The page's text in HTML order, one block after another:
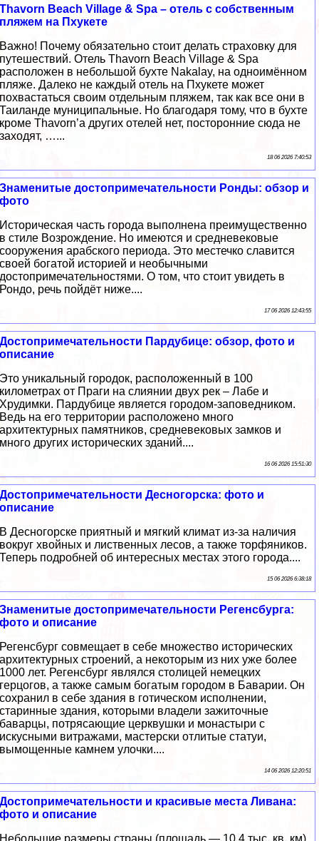
Thavorn Beach Village & Spa – отель с собственным
пляжем на Пхукете
Важно! Почему обязательно стоит делать страховку для
путешествий. Отель Thavorn Beach Village & Spa
расположен в небольшой бухте Nakalay, на одноимённом
пляже. Далеко не каждый отель на Пхукете может
похвастаться своим отдельным пляжем, так как все они в
Таиланде муниципальные. Но благодаря тому, что в бухте
кроме Thavorn’a других отелей нет, посторонние сюда не
заходят, …...
18 06 2026 7:40:53
Знаменитые достопримечательности Ронды: обзор и
фото
Историческая часть города выполнена преимущественно
в стиле Возрождение. Но имеются и средневековые
сооружения арабского периода. Это местечко славится
своей богатой историей и необычными
достопримечательностями. О том, что стоит увидеть в
Рондо, речь пойдёт ниже....
17 06 2026 12:43:55
Достопримечательности Пардубице: обзор, фото и
описание
Это уникальный городок, расположенный в 100
километрах от Праги на слиянии двух рек – Лабе и
Хрудимки. Пардубице является городом-заповедником.
Ведь на его территории расположено много
архитектурных памятников, средневековых замков и
много других исторических зданий....
16 06 2026 15:51:30
Достопримечательности Десногорска: фото и
описание
В Десногорске приятный и мягкий климат из-за наличия
вокруг хвойных и лиственных лесов, а также торфяников.
Теперь подробней об интересных местах этого города....
15 06 2026 6:38:18
Знаменитые достопримечательности Регенсбурга:
фото и описание
Регенсбург совмещает в себе множество исторических
архитектурных строений, а некоторым из них уже более
1000 лет. Регенсбург являлся столицей немецких
герцогов, а также самым богатым городом в Баварии. Он
сохранил в себе здания в готическом исполнении,
старинные здания, которыми владели зажиточные
баварцы, потрясающие церквушки и монастыри с
искусными витражами, мастерски отлитые статуи,
вымощенные камнем улочки....
14 06 2026 12:20:51
Достопримечательности и красивые места Ливана:
фото и описание
Небольшие размеры страны (площадь — 10,4 тыс. кв. км)